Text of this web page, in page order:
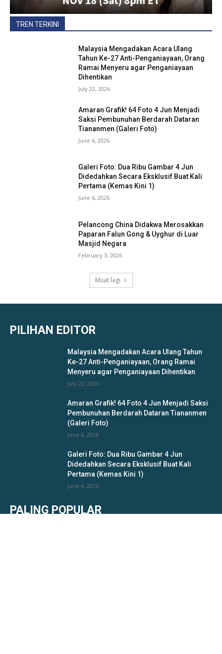
TREN TERKINI
Malaysia Mengadakan Acara Ulang
Tahun Ke-27 Anti-Penganiayaan, Orang
Ramai Menyeru agar Penganiayaan
Dihentikan
July 22, 2026
Amaran Grafik! 64 Foto 4 Jun Menjadi
Saksi Pembunuhan Berdarah Dataran
Tiananmen (Galeri Foto)
June 6, 2026
Galeri Foto: Dua Ribu Gambar 4 Jun
Didedahkan Secara Eksklusif Buat Kali
Pertama (Kemas Kini 1)
June 6, 2026
Pelancong China Didakwa Merosakkan
Paparan Falun Gong & Uyghur di Luar
Masjid Negara
February 3, 2026
Muat lagi
PILIHAN EDITOR
Malaysia Mengadakan Acara Ulang Tahun
Ke-27 Anti-Penganiayaan, Orang Ramai
Menyeru agar Penganiayaan Dihentikan
July 22, 2026
Amaran Grafik! 64 Foto 4 Jun Menjadi Saksi
Pembunuhan Berdarah Dataran Tiananmen
(Galeri Foto)
June 6, 2026
Galeri Foto: Dua Ribu Gambar 4 Jun
Didedahkan Secara Eksklusif Buat Kali
Pertama (Kemas Kini 1)
June 6, 2026
PALING POPULAR